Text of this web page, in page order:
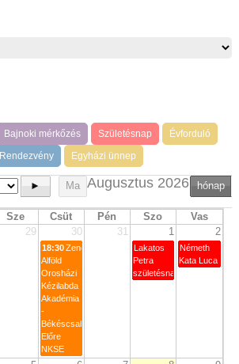
Bajnoki mérkőzés Születésnap
Évforduló
Rendezvény Egyházi ünnep
► Ma Augusztus 2026 hónap
Sze Csüt Pén Szo
Vas
29 30 31 1 2
Lakatos
Petra
születésnapja
Németh
Kata Luca
18:30Zengő
Alföld
Orosházi
Kézilabda
Akadémia
-
Békéscsabai
Előre
NKSE